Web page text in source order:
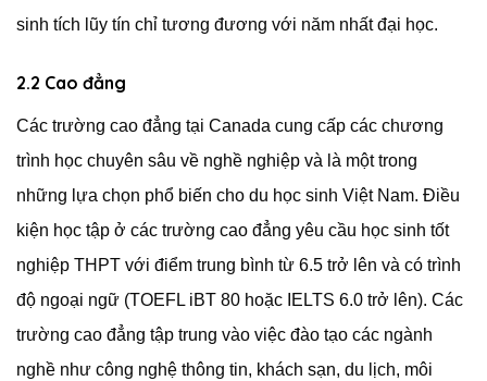
sinh tích lũy tín chỉ tương đương với năm nhất đại học.
2.2 Cao đẳng
Các trường cao đẳng tại Canada cung cấp các chương
trình học chuyên sâu về nghề nghiệp và là một trong
những lựa chọn phổ biến cho du học sinh Việt Nam. Điều
kiện học tập ở các trường cao đẳng yêu cầu học sinh tốt
nghiệp THPT với điểm trung bình từ 6.5 trở lên và có trình
độ ngoại ngữ (TOEFL iBT 80 hoặc IELTS 6.0 trở lên). Các
trường cao đẳng tập trung vào việc đào tạo các ngành
nghề như công nghệ thông tin, khách sạn, du lịch, môi